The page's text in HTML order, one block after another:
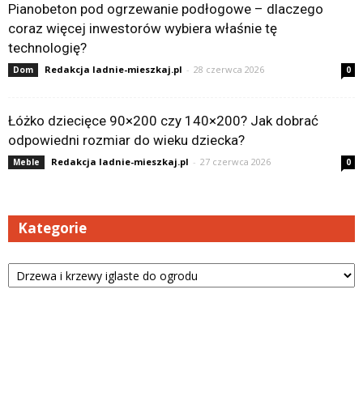
Pianobeton pod ogrzewanie podłogowe – dlaczego
coraz więcej inwestorów wybiera właśnie tę
technologię?
Dom Redakcja ladnie-mieszkaj.pl - 28 czerwca 2026 0
Łóżko dziecięce 90×200 czy 140×200? Jak dobrać
odpowiedni rozmiar do wieku dziecka?
Meble Redakcja ladnie-mieszkaj.pl - 27 czerwca 2026 0
Kategorie
Kategorie